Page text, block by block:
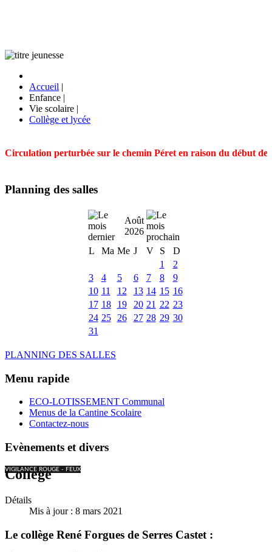
Accueil |
Enfance |
Vie scolaire |
Collège et lycée
Circulation perturbée sur le chemin Péret en raison du début
Planning des salles
Août
2026
L
Ma Me J V S
D
1
2
3
4 5 6 7 8
9
10 11 12 13 14 15 16
17 18 19 20 21 22 23
24 25 26 27 28 29 30
31
PLANNING DES SALLES
Menu rapide
ECO-LOTISSEMENT Communal
Menus de la Cantine Scolaire
Contactez-nous
Evènements et divers
VIGILANCE ROUGE - FEUX
Collège
Détails
Mis à jour : 8 mars 2021
Le collège René Forgues de Serres Castet :